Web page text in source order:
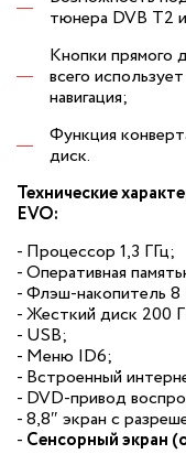
тюнера DVB T2
Кнопки прямого
всего
навигация;
Функция
диск.
Технические
EVO:
- Процессор 1,3 ГГц;
- Оперативная
- Флэш-накопитель 8
- Жесткий диск 200
- USB;
- Меню ID6;
- Встроенный
- DVD-привод
- 8,8″ экран с
- Сенсорный экран